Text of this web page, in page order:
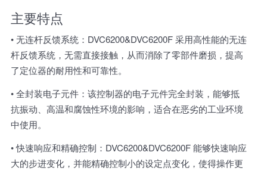
主要特点
• 无连杆反馈系统：DVC6200&DVC6200F 采用高性能的无连
杆反馈系统，无需直接接触，从而消除了零部件磨损，提高
了定位器的耐用性和可靠性。
• 全封装电子元件：该控制器的电子元件完全封装，能够抵
抗振动、高温和腐蚀性环境的影响，适合在恶劣的工业环境
中使用。
• 快速响应和精确控制：DVC6200&DVC6200F 能够快速响应
大的步进变化，并能精确控制小的设定点变化，使得操作更